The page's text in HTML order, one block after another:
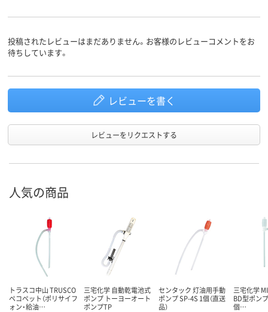
投稿されたレビューはまだありません。お客様のレビューコメントをお
待ちしています。
レビューを書く
レビューをリクエストする
人気の商品
トラスコ中山 TRUSCO
ペコペット（ポリサイフ
ォン・給油…
三宅化学 自動乾電池式
ポンプ トーヨーオート
ポンプTP
センタック 灯油用手動
ポンプ SP-4S 1個（直送
品）
三宅化学
BD型ポン
個…